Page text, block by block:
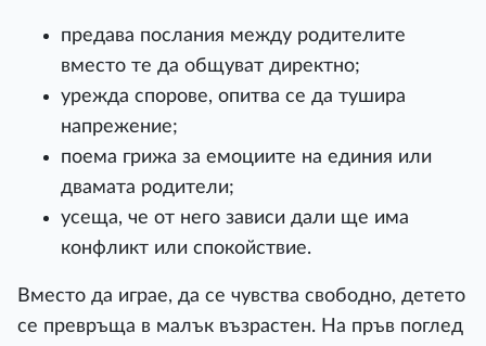
предава послания между родителите
вместо те да общуват директно;
урежда спорове, опитва се да тушира
напрежение;
поема грижа за емоциите на единия или
двамата родители;
усеща, че от него зависи дали ще има
конфликт или спокойствие.
Вместо да играе, да се чувства свободно, детето
се превръща в малък възрастен. На пръв поглед